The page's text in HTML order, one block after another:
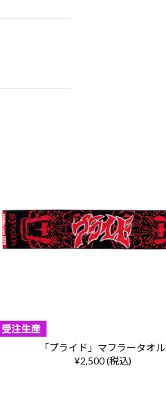
「プライド」マフラータオル
¥2,500 (税込)